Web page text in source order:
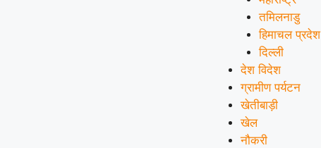
तमिलनाडु
हिमाचल प्रदेश
दिल्ली
देश विदेश
ग्रामीण पर्यटन
खेतीबाड़ी
खेल
नौकरी